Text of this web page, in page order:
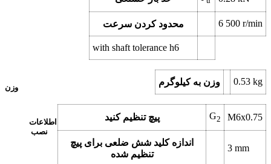
محدود کردن سرعت 6 500 r/min
with shaft tolerance h6
وزن
وزن به کیلوگرم 0.53 kg
اطلاعات
نصب
پیچ تنظیم کنید G2 M6x0.75
اندازه کلید شش ضلعی برای پیچ
تنظیم شده
3 mm